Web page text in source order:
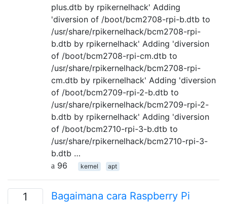
plus.dtb by rpikernelhack' Adding
'diversion of /boot/bcm2708-rpi-b.dtb to
/usr/share/rpikernelhack/bcm2708-rpi-
b.dtb by rpikernelhack' Adding 'diversion
of /boot/bcm2708-rpi-cm.dtb to
/usr/share/rpikernelhack/bcm2708-rpi-
cm.dtb by rpikernelhack' Adding 'diversion
of /boot/bcm2709-rpi-2-b.dtb to
/usr/share/rpikernelhack/bcm2709-rpi-2-
b.dtb by rpikernelhack' Adding 'diversion
of /boot/bcm2710-rpi-3-b.dtb to
/usr/share/rpikernelhack/bcm2710-rpi-3-
b.dtb …
96
kernel apt
1
Bagaimana cara Raspberry Pi